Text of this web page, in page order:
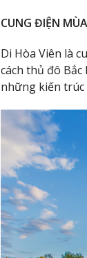
CUNG ĐIỆN
Di Hòa Viên là
cách thủ đô
những kiến trúc